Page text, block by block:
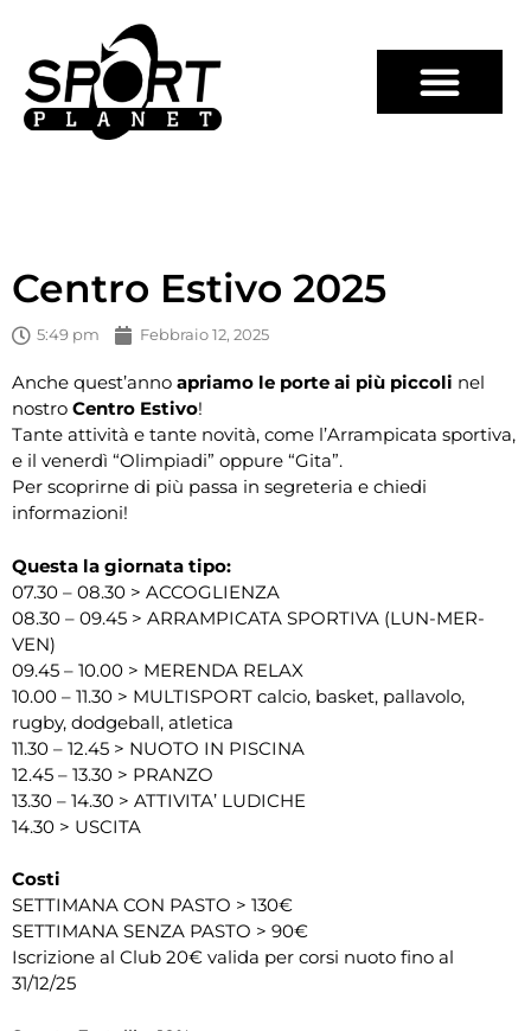
Centro Estivo 2025
5:49 pm Febbraio 12, 2025
Anche quest’anno apriamo le porte ai più piccoli nel
nostro Centro Estivo!
Tante attività e tante novità, come l’Arrampicata sportiva,
e il venerdì “Olimpiadi” oppure “Gita”.
Per scoprirne di più passa in segreteria e chiedi
informazioni!
Questa la giornata tipo:
07.30 – 08.30 > ACCOGLIENZA
08.30 – 09.45 > ARRAMPICATA SPORTIVA (LUN-MER-
VEN)
09.45 – 10.00 > MERENDA RELAX
10.00 – 11.30 > MULTISPORT calcio, basket, pallavolo,
rugby, dodgeball, atletica
11.30 – 12.45 > NUOTO IN PISCINA
12.45 – 13.30 > PRANZO
13.30 – 14.30 > ATTIVITA’ LUDICHE
14.30 > USCITA
Costi
SETTIMANA CON PASTO > 130€
SETTIMANA SENZA PASTO > 90€
Iscrizione al Club 20€ valida per corsi nuoto fino al
31/12/25